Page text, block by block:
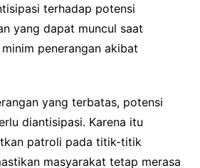
terhadap potensi
yang dapat muncul saat
penerangan akibat
yang terbatas, potensi
diantisipasi. Karena itu
patroli pada titik-titik
masyarakat tetap merasa